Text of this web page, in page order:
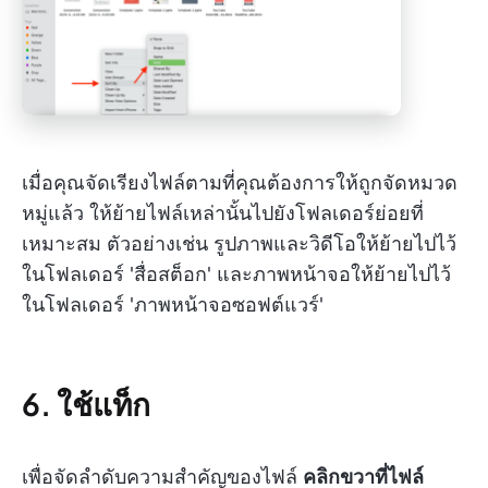
เมื่อคุณจัดเรียงไฟล์ตามที่คุณต้องการให้ถูกจัดหมวด
หมู่แล้ว ให้ย้ายไฟล์เหล่านั้นไปยังโฟลเดอร์ย่อยที่
เหมาะสม ตัวอย่างเช่น รูปภาพและวิดีโอให้ย้ายไปไว้
ในโฟลเดอร์ 'สื่อสต็อก' และภาพหน้าจอให้ย้ายไปไว้
ในโฟลเดอร์ 'ภาพหน้าจอซอฟต์แวร์'
6. ใช้แท็ก
เพื่อจัดลำดับความสำคัญของไฟล์ คลิกขวาที่ไฟล์